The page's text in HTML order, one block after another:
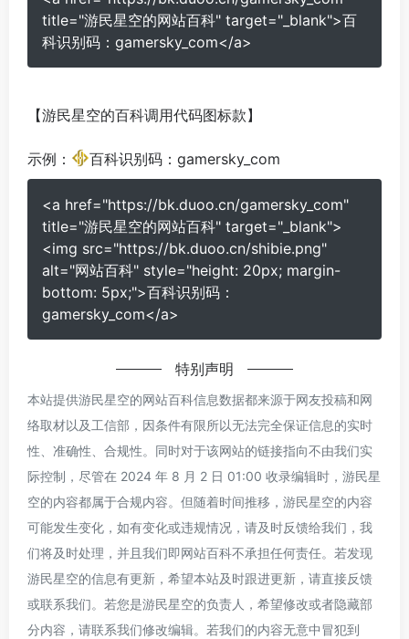
title="游民星空的网站百科" target="_blank">百
科识别码：gamersky_com</a>
【游民星空的百科调用代码图标款】
示例： 百科识别码：gamersky_com
<a href="https://bk.duoo.cn/gamersky_com"
title="游民星空的网站百科" target="_blank">
<img src="https://bk.duoo.cn/shibie.png"
alt="网站百科" style="height: 20px; margin-
bottom: 5px;">百科识别码：
gamersky_com</a>
特别声明
本站提供游民星空的网站百科信息数据都来源于网友投稿和网
络取材以及工信部，因条件有限所以无法完全保证信息的实时
性、准确性、合规性。同时对于该网站的链接指向不由我们实
际控制，尽管在 2024 年 8 月 2 日 01:00 收录编辑时，游民星
空的内容都属于合规内容。但随着时间推移，游民星空的内容
可能发生变化，如有变化或违规情况，请及时反馈给我们，我
们将及时处理，并且我们即网站百科不承担任何责任。若发现
游民星空的信息有更新，希望本站及时跟进更新，请直接反馈
或联系我们。若您是游民星空的负责人，希望修改或者隐藏部
分内容，请联系我们修改编辑。若我们的内容无意中冒犯到